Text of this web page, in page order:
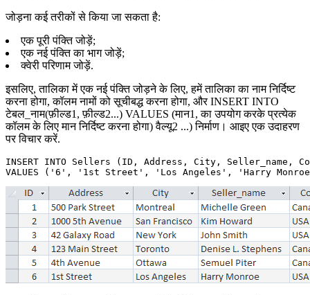
जोड़ना कई तरीकों से किया जा सकता है:
एक पूरी पंक्ति जोड़ें;
एक नई पंक्ति का भाग जोड़ें;
क्वेरी परिणाम जोड़ें.
इसलिए, तालिका में एक नई पंक्ति जोड़ने के लिए, हमें तालिका का नाम निर्दिष्ट
करना होगा, कॉलम नामों को सूचीबद्ध करना होगा, और INSERT INTO
टेबल_नाम(फ़ील्ड1, फ़ील्ड2...) VALUES (मान1, का उपयोग करके प्रत्येक
कॉलम के लिए मान निर्दिष्ट करना होगा) वैल्यू2 ...) निर्माण। आइए एक उदाहरण
पर विचार करें.
INSERT INTO Sellers (ID, Address, City, Seller_name,